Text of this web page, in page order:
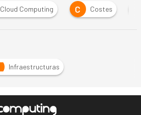
Cloud Computing C Costes
Infraestructuras